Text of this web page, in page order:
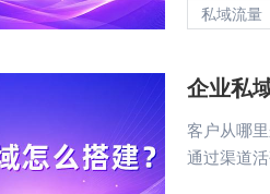
私域流量
企业私
客户从哪
通过渠道